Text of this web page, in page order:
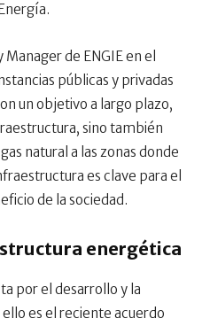
de ENGIE en el
públicas y privadas
un objetivo a largo plazo,
sino también
natural a las zonas donde
es clave para el
de la sociedad.
energética
por el desarrollo y la
es el reciente acuerdo